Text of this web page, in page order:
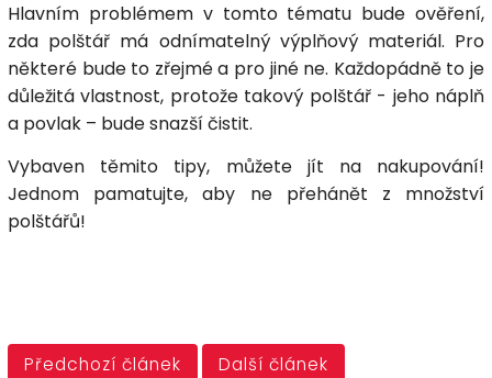
Hlavním problémem v tomto tématu bude ověření,
zda polštář má odnímatelný výplňový materiál. Pro
některé bude to zřejmé a pro jiné ne. Každopádně to je
důležitá vlastnost, protože takový polštář - jeho náplň
a povlak – bude snazší čistit.
Vybaven těmito tipy, můžete jít na nakupování!
Jednom pamatujte, aby ne přehánět z množství
polštářů!
Předchozí článek Další článek